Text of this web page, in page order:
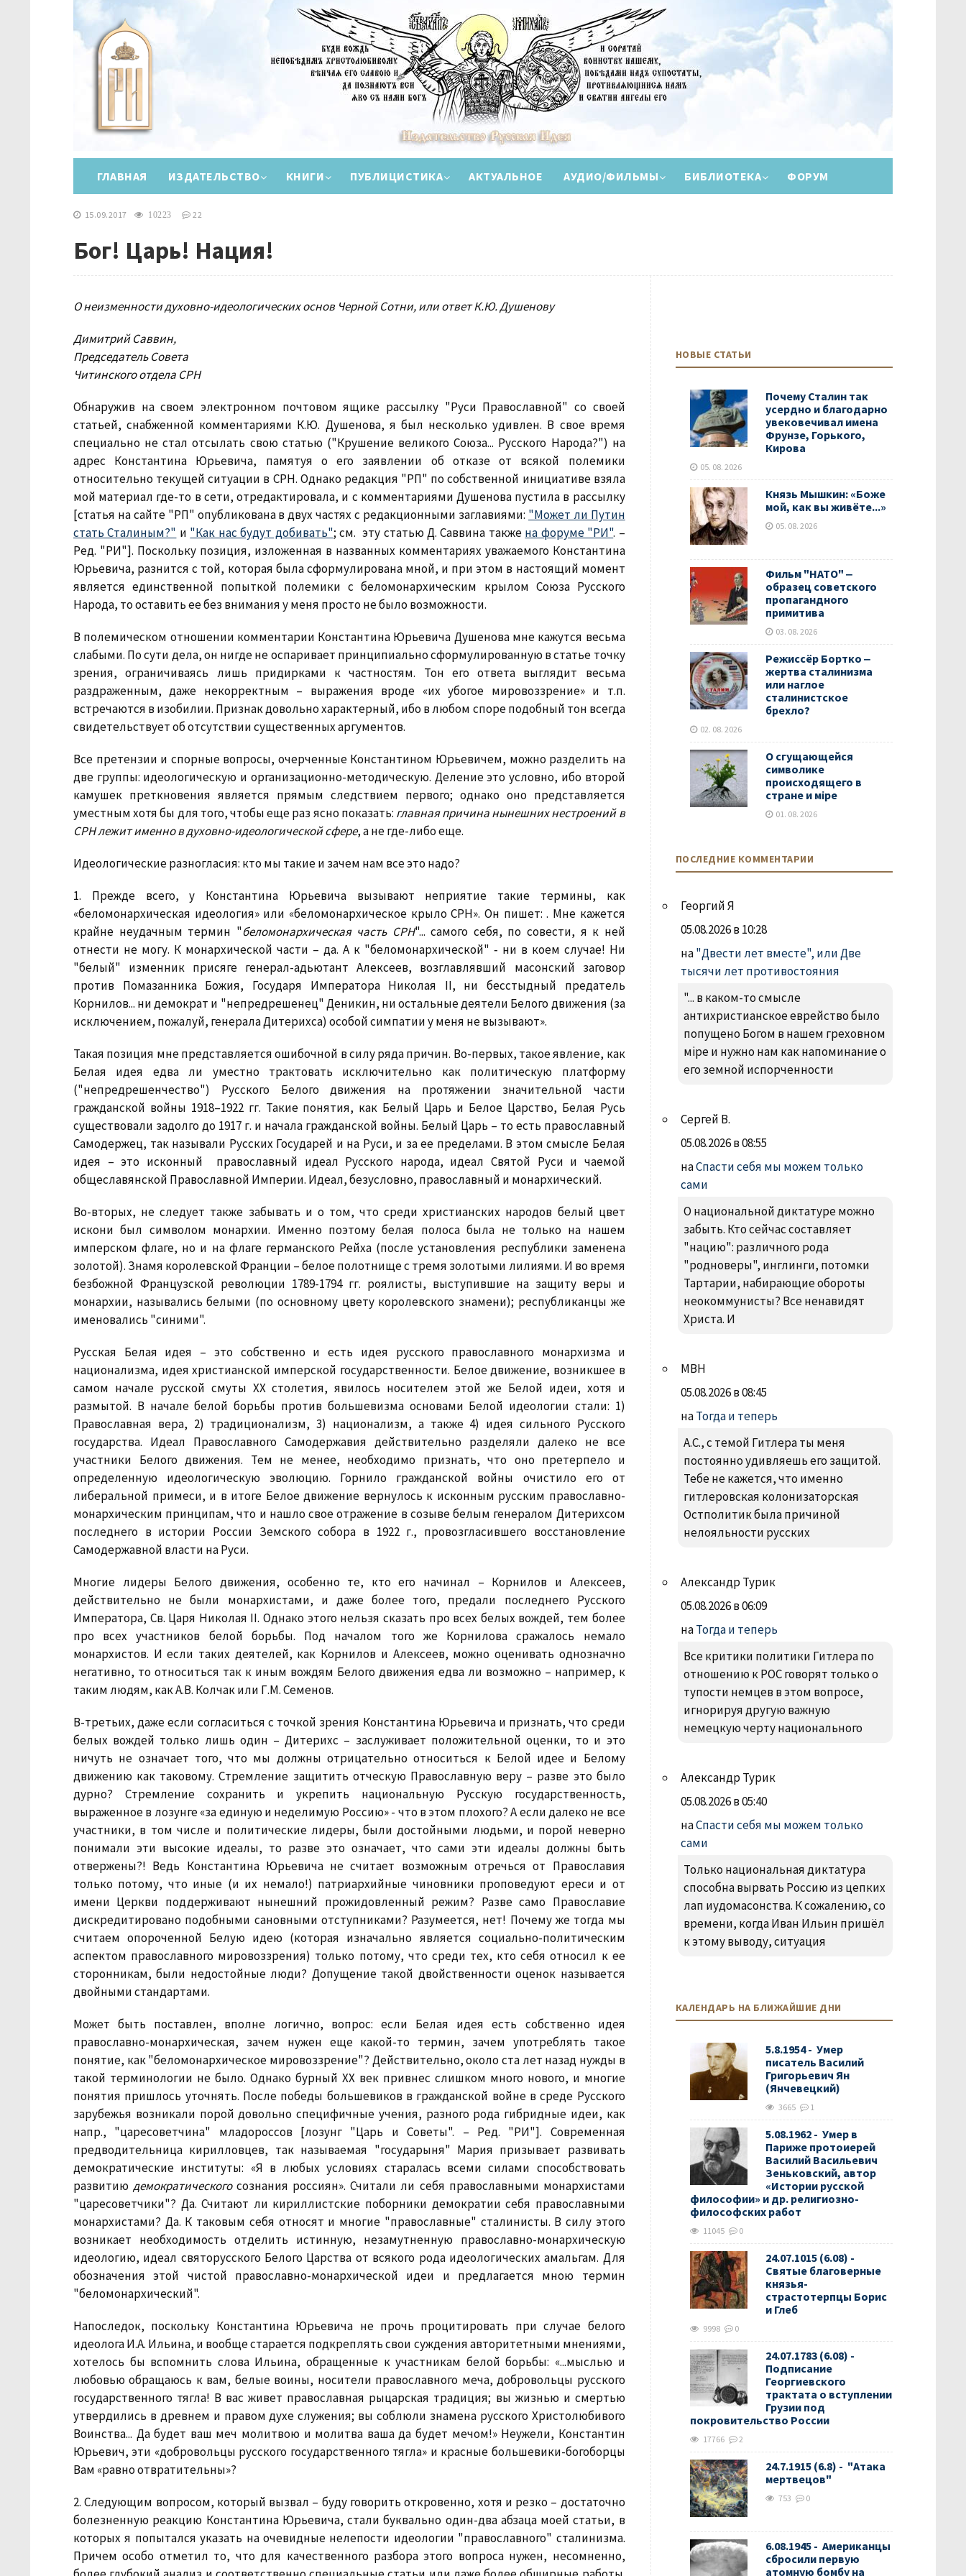
ГЛАВНАЯ ИЗДАТЕЛЬСТВО КНИГИ ПУБЛИЦИСТИКА АКТУАЛЬНОЕ АУДИО/ФИЛЬМЫ БИБЛИОТЕКА ФОРУМ
15.09.2017 10223 22
Бог! Царь! Нация!
О неизменности духовно-идеологических основ Черной Сотни, или ответ К.Ю. Душенову
Димитрий Саввин,
Председатель Совета
Читинского отдела СРН
Обнаружив на своем электронном почтовом ящике рассылку "Руси Православной" со своей
статьей, снабженной комментариями К.Ю. Душенова, я был несколько удивлен. В свое время
специально не стал отсылать свою статью ("Крушение великого Союза... Русского Народа?") на
адрес Константина Юрьевича, памятуя о его заявлении об отказе от всякой полемики
относительно текущей ситуации в СРН. Однако редакция "РП" по собственной инициативе взяла
мой материал где-то в сети, отредактировала, и с комментариями Душенова пустила в рассылку
[статья на сайте "РП" опубликована в двух частях с редакционными заглавиями: "Может ли Путин
стать Сталиным?" и "Как нас будут добивать"; см. эту статью Д. Саввина также на форуме "РИ". –
Ред. "РИ"]. Поскольку позиция, изложенная в названных комментариях уважаемого Константина
Юрьевича, разнится с той, которая была сформулирована мной, и при этом в настоящий момент
является единственной попыткой полемики с беломонархическим крылом Союза Русского
Народа, то оставить ее без внимания у меня просто не было возможности.
В полемическом отношении комментарии Константина Юрьевича Душенова мне кажутся весьма
слабыми. По сути дела, он нигде не оспаривает принципиально сформулированную в статье точку
зрения, ограничиваясь лишь придирками к частностям. Тон его ответа выглядит весьма
раздраженным, даже некорректным – выражения вроде «их убогое мировоззрение» и т.п.
встречаются в изобилии. Признак довольно характерный, ибо в любом споре подобный тон всегда
свидетельствует об отсутствии существенных аргументов.
Все претензии и спорные вопросы, очерченные Константином Юрьевичем, можно разделить на
две группы: идеологическую и организационно-методическую. Деление это условно, ибо второй
камушек преткновения является прямым следствием первого; однако оно представляется
уместным хотя бы для того, чтобы еще раз ясно показать: главная причина нынешних нестроений в
СРН лежит именно в духовно-идеологической сфере, а не где-либо еще.
Идеологические разногласия: кто мы такие и зачем нам все это надо?
1. Прежде всего, у Константина Юрьевича вызывают неприятие такие термины, как
«беломонархическая идеология» или «беломонархическое крыло СРН». Он пишет: . Мне кажется
крайне неудачным термин "беломонархическая часть СРН"... самого себя, по совести, я к ней
отнести не могу. К монархической части – да. А к "беломонархической" ‑ ни в коем случае! Ни
"белый" изменник присяге генерал-адьютант Алексеев, возглавлявший масонский заговор
против Помазанника Божия, Государя Императора Николая II, ни бесстыдный предатель
Корнилов... ни демократ и "непредрешенец" Деникин, ни остальные деятели Белого движения (за
исключением, пожалуй, генерала Дитерихса) особой симпатии у меня не вызывают».
Такая позиция мне представляется ошибочной в силу ряда причин. Во-первых, такое явление, как
Белая идея едва ли уместно трактовать исключительно как политическую платформу
("непредрешенчество") Русского Белого движения на протяжении значительной части
гражданской войны 1918–1922 гг. Такие понятия, как Белый Царь и Белое Царство, Белая Русь
существовали задолго до 1917 г. и начала гражданской войны. Белый Царь – то есть православный
Самодержец, так называли Русских Государей и на Руси, и за ее пределами. В этом смысле Белая
идея – это исконный православный идеал Русского народа, идеал Святой Руси и чаемой
общеславянской Православной Империи. Идеал, безусловно, православный и монархический.
Во-вторых, не следует также забывать и о том, что среди христианских народов белый цвет
искони был символом монархии. Именно поэтому белая полоса была не только на нашем
имперском флаге, но и на флаге германского Рейха (после установления республики заменена
золотой). Знамя королевской Франции – белое полотнище с тремя золотыми лилиями. И во время
безбожной Французской революции 1789-1794 гг. роялисты, выступившие на защиту веры и
монархии, назывались белыми (по основному цвету королевского знамени); республиканцы же
именовались "синими".
Русская Белая идея – это собственно и есть идея русского православного монархизма и
национализма, идея христианской имперской государственности. Белое движение, возникшее в
самом начале русской смуты XX столетия, явилось носителем этой же Белой идеи, хотя и
размытой. В начале белой борьбы против большевизма основами Белой идеологии стали: 1)
Православная вера, 2) традиционализм, 3) национализм, а также 4) идея сильного Русского
государства. Идеал Православного Самодержавия действительно разделяли далеко не все
участники Белого движения. Тем не менее, необходимо признать, что оно претерпело и
определенную идеологическую эволюцию. Горнило гражданской войны очистило его от
либеральной примеси, и в итоге Белое движение вернулось к исконным русским православно-
монархическим принципам, что и нашло свое отражение в созыве белым генералом Дитерихсом
последнего в истории России Земского собора в 1922 г., провозгласившего восстановление
Самодержавной власти на Руси.
Многие лидеры Белого движения, особенно те, кто его начинал – Корнилов и Алексеев,
действительно не были монархистами, и даже более того, предали последнего Русского
Императора, Св. Царя Николая II. Однако этого нельзя сказать про всех белых вождей, тем более
про всех участников белой борьбы. Под началом того же Корнилова сражалось немало
монархистов. И если таких деятелей, как Корнилов и Алексеев, можно оценивать однозначно
негативно, то относиться так к иным вождям Белого движения едва ли возможно – например, к
таким людям, как А.В. Колчак или Г.М. Семенов.
В-третьих, даже если согласиться с точкой зрения Константина Юрьевича и признать, что среди
белых вождей только лишь один – Дитерихс – заслуживает положительной оценки, то и это
ничуть не означает того, что мы должны отрицательно относиться к Белой идее и Белому
движению как таковому. Стремление защитить отческую Православную веру – разве это было
дурно? Стремление сохранить и укрепить национальную Русскую государственность,
выраженное в лозунге «за единую и неделимую Россию» - что в этом плохого? А если далеко не все
участники, в том числе и политические лидеры, были достойными людьми, и порой неверно
понимали эти высокие идеалы, то разве это означает, что сами эти идеалы должны быть
отвержены?! Ведь Константина Юрьевича не считает возможным отречься от Православия
только потому, что иные (и их немало!) патриархийные чиновники проповедуют ереси и от
имени Церкви поддерживают нынешний прожидовленный режим? Разве само Православие
дискредитировано подобными сановными отступниками? Разумеется, нет! Почему же тогда мы
считаем опороченной Белую идею (которая изначально является социально-политическим
аспектом православного мировоззрения) только потому, что среди тех, кто себя относил к ее
сторонникам, были недостойные люди? Допущение такой двойственности оценок называется
двойными стандартами.
Может быть поставлен, вполне логично, вопрос: если Белая идея есть собственно идея
православно-монархическая, зачем нужен еще какой-то термин, зачем употреблять такое
понятие, как "беломонархическое мировоззрение"? Действительно, около ста лет назад нужды в
такой терминологии не было. Однако бурный XX век привнес слишком много нового, и многие
понятия пришлось уточнять. После победы большевиков в гражданской войне в среде Русского
зарубежья возникали порой довольно специфичные учения, разного рода гибридные идеи, как
напр., "царесоветчина" младороссов [лозунг "Царь и Советы". – Ред. "РИ"]. Современная
предводительница кирилловцев, так называемая "государыня" Мария призывает развивать
демократические институты: «Я в любых условиях старалась всеми силами способствовать
развитиюдемократическогосознания россиян». Считали ли себя православными монархистами
"царесоветчики"? Да. Считают ли кириллистские поборники демократии себя православными
монархистами? Да. К таковым себя относят и многие "православные" сталинисты. В силу этого
возникает необходимость отделить истинную, незамутненную православно-монархическую
идеологию, идеал святорусского Белого Царства от всякого рода идеологических амальгам. Для
обозначения этой чистой православно-монархической идеи и предлагается мною термин
"беломонархический".
Напоследок, поскольку Константина Юрьевича не прочь процитировать при случае белого
идеолога И.А. Ильина, и вообще старается подкреплять свои суждения авторитетными мнениями,
хотелось бы вспомнить слова Ильина, обращенные к участникам белой борьбы: «...мыслью и
любовью обращаюсь к вам, белые воины, носители православного меча, добровольцы русского
государственного тягла! В вас живет православная рыцарская традиция; вы жизнью и смертью
утвердились в древнем и правом духе служения; вы соблюли знамена русского Христолюбивого
Воинства... Да будет ваш меч молитвою и молитва ваша да будет мечом!» Неужели, Константин
Юрьевич, эти «добровольцы русского государственного тягла» и красные большевики-богоборцы
Вам «равно отвратительны»?
2. Следующим вопросом, который вызвал – буду говорить откровенно, хотя и резко – достаточно
болезненную реакцию Константина Юрьевича, стали буквально один-два абзаца моей статьи, в
которых я попытался указать на очевидные нелепости идеологии "православного" сталинизма.
Причем особо отметил то, что для качественного разбора этого вопроса нужен, несомненно,
НОВЫЕ СТАТЬИ
Почему Сталин так
усердно и благодарно
увековечивал имена
Фрунзе, Горького,
Кирова
05. 08. 2026
Князь Мышкин: «Боже
мой, как вы живёте...»
05. 08. 2026
Фильм "НАТО" ‒
образец советского
пропагандного
примитива
03. 08. 2026
Режиссёр Бортко ‒
жертва сталинизма
или наглое
сталинистское
брехло?
02. 08. 2026
О сгущающейся
символике
происходящего в
стране и мiре
01. 08. 2026
ПОСЛЕДНИЕ КОММЕНТАРИИ
Георгий Я
05.08.2026 в 10:28
на"Двести лет вместе", или Две
тысячи лет противостояния
"... в каком-то смысле
антихристианское еврейство было
попущено Богом в нашем греховном
міре и нужно нам как напоминание о
его земной испорченности
Сергей В.
05.08.2026 в 08:55
наСпасти себя мы можем только
сами
О национальной диктатуре можно
забыть. Кто сейчас составляет
"нацию": различного рода
"родноверы", инглинги, потомки
Тартарии, набирающие обороты
неокоммунисты? Все ненавидят
Христа. И
МВН
05.08.2026 в 08:45
наТогда и теперь
А.С., с темой Гитлера ты меня
постоянно удивляешь его защитой.
Тебе не кажется, что именно
гитлеровская колонизаторская
Остполитик была причиной
нелояльности русских
Александр Турик
05.08.2026 в 06:09
наТогда и теперь
Все критики политики Гитлера по
отношению к РОС говорят только о
тупости немцев в этом вопросе,
игнорируя другую важную
немецкую черту национального
Александр Турик
05.08.2026 в 05:40
наСпасти себя мы можем только
сами
Только национальная диктатура
способна вырвать Россию из цепких
лап иудомасонства. К сожалению, со
времени, когда Иван Ильин пришёл
к этому выводу, ситуация
КАЛЕНДАРЬ НА БЛИЖАЙШИЕ ДНИ
5.8.1954 - Умер
писатель Василий
Григорьевич Ян
(Янчевецкий)
3665 1
5.08.1962 - Умер в
Париже протоиерей
Василий Васильевич
Зеньковский, автор
«Истории русской
философии» и др. религиозно-
философских работ
11045 0
24.07.1015 (6.08) -
Святые благоверные
князья-
страстотерпцы Борис
и Глеб
9998 0
24.07.1783 (6.08) -
Подписание
Георгиевского
трактата о вступлении
Грузии под
покровительство России
17766 2
24.7.1915 (6.8) - "Атака
мертвецов"
753 0
6.08.1945 - Американцы
сбросили первую
атомную бомбу на